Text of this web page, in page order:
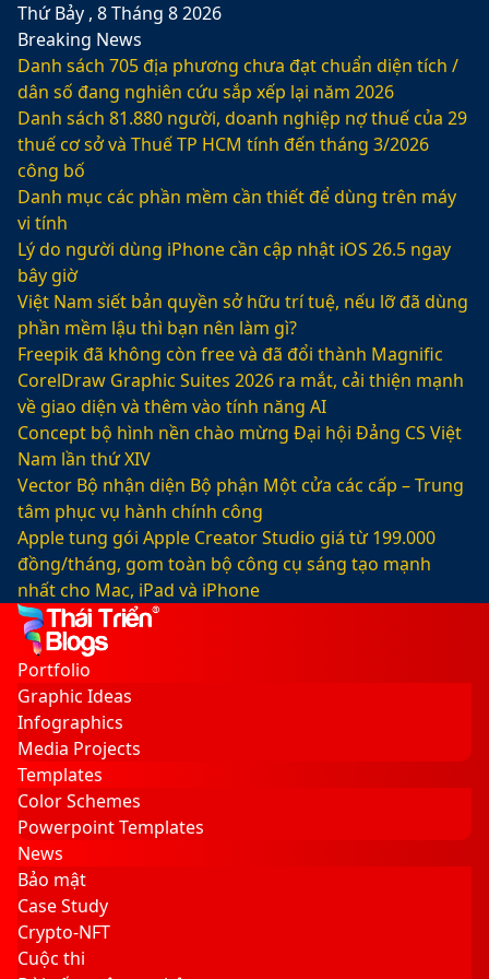
Thứ Bảy , 8 Tháng 8 2026
Breaking News
Danh sách 705 địa phương chưa đạt chuẩn diện tích /
dân số đang nghiên cứu sắp xếp lại năm 2026
Danh sách 81.880‬ người, doanh nghiệp nợ thuế của 29
thuế cơ sở và Thuế TP HCM tính đến tháng 3/2026
công bố
Danh mục các phần mềm cần thiết để dùng trên máy
vi tính
Lý do người dùng iPhone cần cập nhật iOS 26.5 ngay
bây giờ
Việt Nam siết bản quyền sở hữu trí tuệ, nếu lỡ đã dùng
phần mềm lậu thì bạn nên làm gì?
Freepik đã không còn free và đã đổi thành Magnific
CorelDraw Graphic Suites 2026 ra mắt, cải thiện mạnh
về giao diện và thêm vào tính năng AI
Concept bộ hình nền chào mừng Đại hội Đảng CS Việt
Nam lần thứ XIV
Vector Bộ nhận diện Bộ phận Một cửa các cấp – Trung
tâm phục vụ hành chính công
Apple tung gói Apple Creator Studio giá từ 199.000
đồng/tháng, gom toàn bộ công cụ sáng tạo mạnh
nhất cho Mac, iPad và iPhone
Facebook
X
LinkedIn
YouTube
Google
Play
Sidebar
Switch
skin
Portfolio
Graphic Ideas
Infographics
Media Projects
Templates
Color Schemes
Powerpoint Templates
News
Bảo mật
Case Study
Crypto-NFT
Cuộc thi